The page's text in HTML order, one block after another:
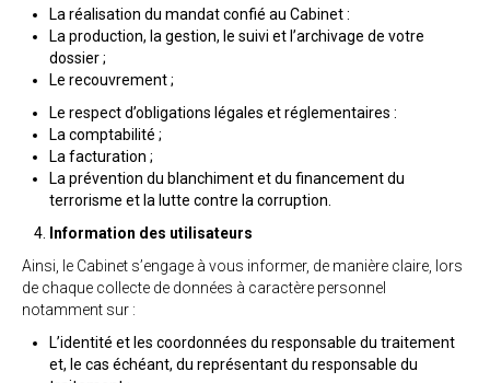
La réalisation du mandat confié au Cabinet :
La production, la gestion, le suivi et l’archivage de votre
dossier ;
Le recouvrement ;
Le respect d’obligations légales et réglementaires :
La comptabilité ;
La facturation ;
La prévention du blanchiment et du financement du
terrorisme et la lutte contre la corruption.
Information des utilisateurs
Ainsi, le Cabinet s’engage à vous informer, de manière claire, lors
de chaque collecte de données à caractère personnel
notamment sur :
L’identité et les coordonnées du responsable du traitement
et, le cas échéant, du représentant du responsable du